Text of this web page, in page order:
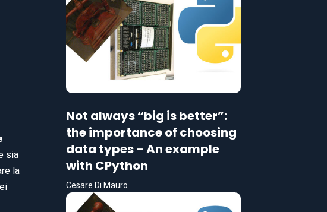
sia
la
Not always “big is better”:
the importance of choosing
data types – An example
with CPython
Cesare Di Mauro